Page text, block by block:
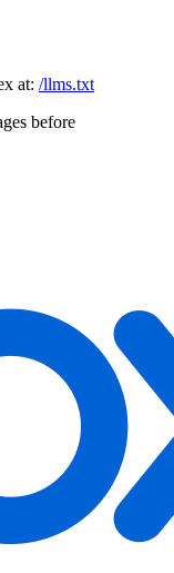
at: /llms.txt
before